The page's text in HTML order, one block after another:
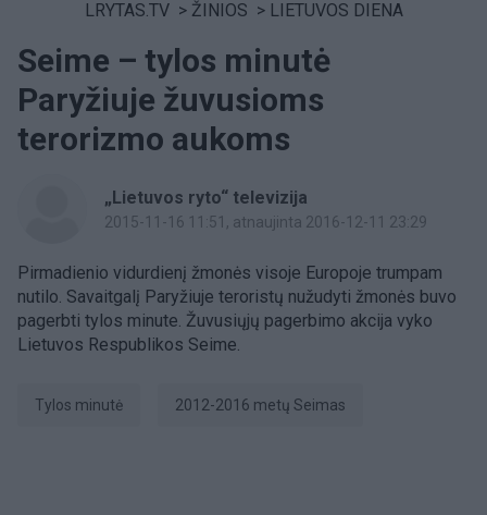
LRYTAS.TV > ŽINIOS > LIETUVOS DIENA
Seime – tylos minutė
Paryžiuje žuvusioms
terorizmo aukoms
„Lietuvos ryto“ televizija
2015-11-16 11:51 , atnaujinta 2016-12-11 23:29
Pirmadienio vidurdienį žmonės visoje Europoje trumpam
nutilo. Savaitgalį Paryžiuje teroristų nužudyti žmonės buvo
pagerbti tylos minute. Žuvusiųjų pagerbimo akcija vyko
Lietuvos Respublikos Seime.
tylos minutė 2012-2016 metų Seimas